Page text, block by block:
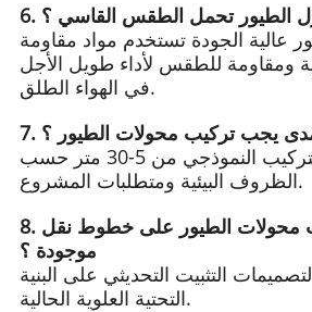
الطيور تحمل الطقس القاسي ؟
عالية الجودة تستخدم مواد مقاومة
ومقاومة للطقس لأداء طويل الأجل
في الهواء الطلق.
مدى يجب تركيب محولات الطيور ؟
يتراوح تباعد التركيب النموذجي من 5-30 متر حسب
الظروف البيئية ومتطلبات المشروع.
8. هل يمكن تركيب محولات الطيور على خطوط نقل
موجودة ؟
التثبيت التحديثي على البنية
التحتية العلوية الحالية.